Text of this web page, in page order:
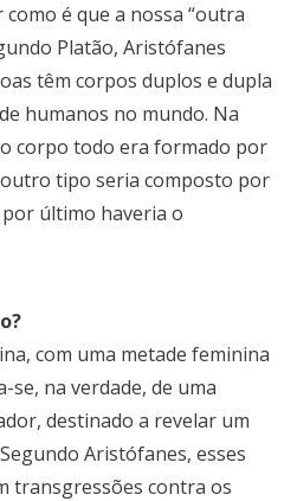
é que a nossa “outra
Platão, Aristófanes
têm corpos duplos e dupla
humanos no mundo. Na
corpo todo era formado por
tipo seria composto por
último haveria o
com uma metade feminina
na verdade, de uma
destinado a revelar um
Aristófanes, esses
transgressões contra os